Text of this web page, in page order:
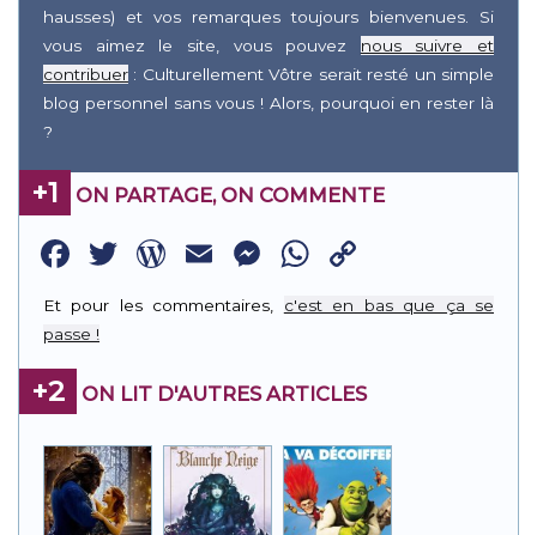
hausses) et vos remarques toujours bienvenues. Si
vous aimez le site, vous pouvez nous suivre et
contribuer : Culturellement Vôtre serait resté un simple
blog personnel sans vous ! Alors, pourquoi en rester là
?
+1 ON PARTAGE, ON COMMENTE
Facebook
Twitter
WordPress
EmailMessenger
WhatsApp
Link
Et pour les commentaires, c'est en bas que ça se
passe !
+2 ON LIT D'AUTRES ARTICLES